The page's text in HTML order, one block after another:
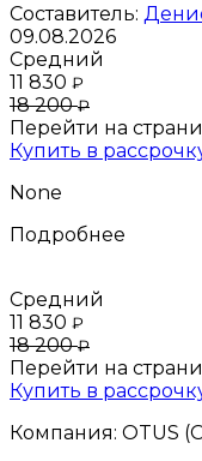
Составитель:
09.08.2026
Средний
11 830 ₽
18 200₽
Перейти на
Купить в
None
Подробнее
Средний
11 830 ₽
18 200₽
Перейти на
Купить в
Компания: OTUS